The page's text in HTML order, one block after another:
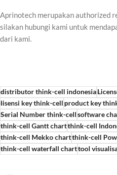
Aprinotech merupakan authorized
silakan hubungi kami untuk
dari kami.
distributor think-cell indonesia
lisensi key think-cellproduct key
Serial Number think-cellsoftware
think-cell Gantt chartthink-cell
think-cell Mekko chartthink-cell
think-cell waterfall charttool